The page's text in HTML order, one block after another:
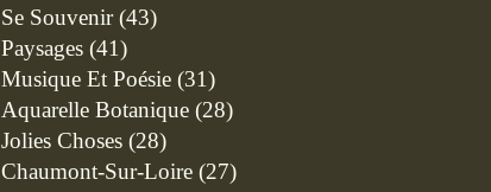
Se Souvenir(43)
Paysages (41)
Musique Et Poésie (31)
Aquarelle Botanique (28)
Jolies Choses (28)
Chaumont-Sur-Loire (27)